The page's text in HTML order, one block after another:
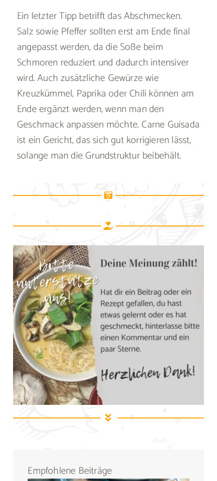
Ein letzter Tipp betrifft das Abschmecken.
Salz sowie Pfeffer sollten erst am Ende final
angepasst werden, da die Soße beim
Schmoren reduziert und dadurch intensiver
wird. Auch zusätzliche Gewürze wie
Kreuzkümmel, Paprika oder Chili können am
Ende ergänzt werden, wenn man den
Geschmack anpassen möchte. Carne Guisada
ist ein Gericht, das sich gut korrigieren lässt,
solange man die Grundstruktur beibehält.
Empfohlene Beiträge